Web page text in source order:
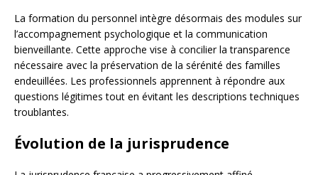
La formation du personnel intègre désormais des modules sur
l’accompagnement psychologique et la communication
bienveillante. Cette approche vise à concilier la transparence
nécessaire avec la préservation de la sérénité des familles
endeuillées. Les professionnels apprennent à répondre aux
questions légitimes tout en évitant les descriptions techniques
troublantes.
Évolution de la jurisprudence